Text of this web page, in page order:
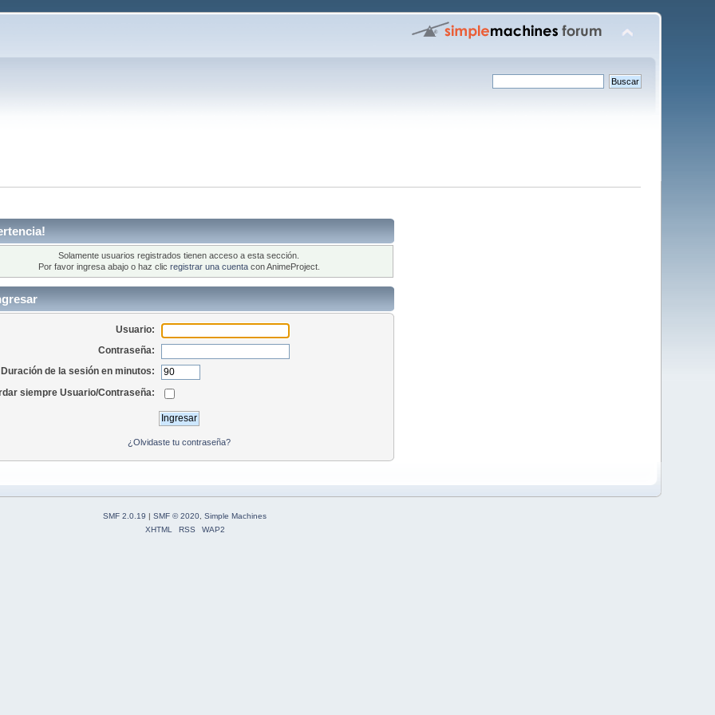
Solamente usuarios registrados tienen acceso a esta sección.
Por favor ingresa abajo o haz clic registrar una cuentacon AnimeProject.
Usuario:
Contraseña:
Duración de la sesión en minutos:
siempre Usuario/Contraseña:
¿Olvidaste tu contraseña?
SMF 2.0.19 | SMF © 2020 Simple Machines
XHTML
RSS WAP2